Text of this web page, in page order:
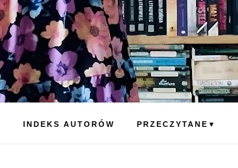
INDEKS AUTORÓW PRZECZYTANE ▼